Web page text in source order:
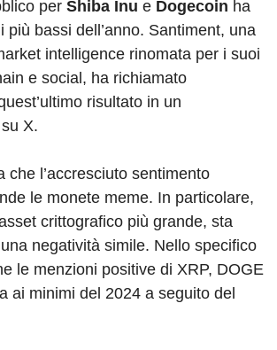
per Shiba Inu e Dogecoin ha
più bassi dell’anno. Santiment, una
intelligence rinomata per i suoi
e social, ha richiamato
risultato in un
X.
che l’accresciuto sentimento
le monete meme. In particolare,
crittografico più grande, sta
negatività simile. Nello specifico
le menzioni positive di XRP, DOGE
ai minimi del 2024 a seguito del